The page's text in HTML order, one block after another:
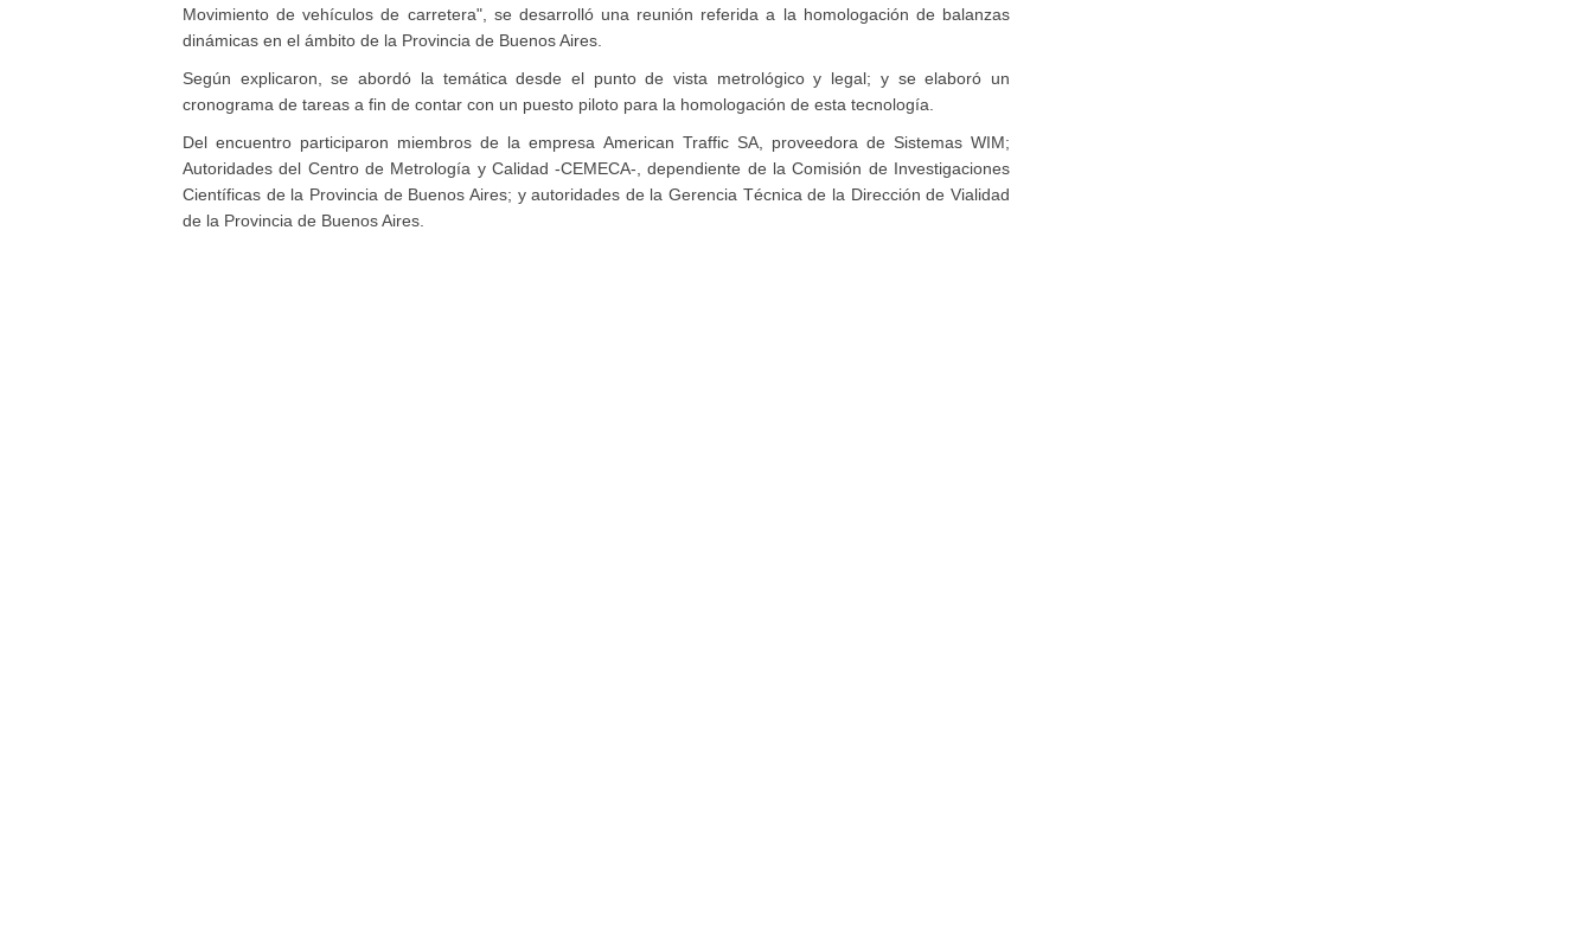
Movimiento de vehículos de carretera", se desarrolló una reunión referida a la homologación de balanzas
dinámicas en el ámbito de la Provincia de Buenos Aires.
Según explicaron, se abordó la temática desde el punto de vista metrológico y legal; y se elaboró un
cronograma de tareas a fin de contar con un puesto piloto para la homologación de esta tecnología.
Del encuentro participaron miembros de la empresa American Traffic SA, proveedora de Sistemas WIM;
Autoridades del Centro de Metrología y Calidad -CEMECA-, dependiente de la Comisión de Investigaciones
Científicas de la Provincia de Buenos Aires; y autoridades de la Gerencia Técnica de la Dirección de Vialidad
de la Provincia de Buenos Aires.